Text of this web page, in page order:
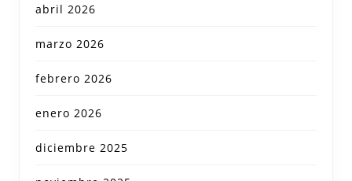
abril 2026
marzo 2026
febrero 2026
enero 2026
diciembre 2025